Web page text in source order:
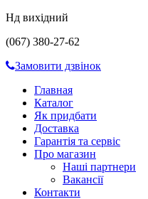
Нд вихідний
(067) 380-27-62
Замовити дзвінок
Главная
Каталог
Як придбати
Доставка
Гарантія та сервіс
Про магазин
Наші партнери
Вакансії
Контакти